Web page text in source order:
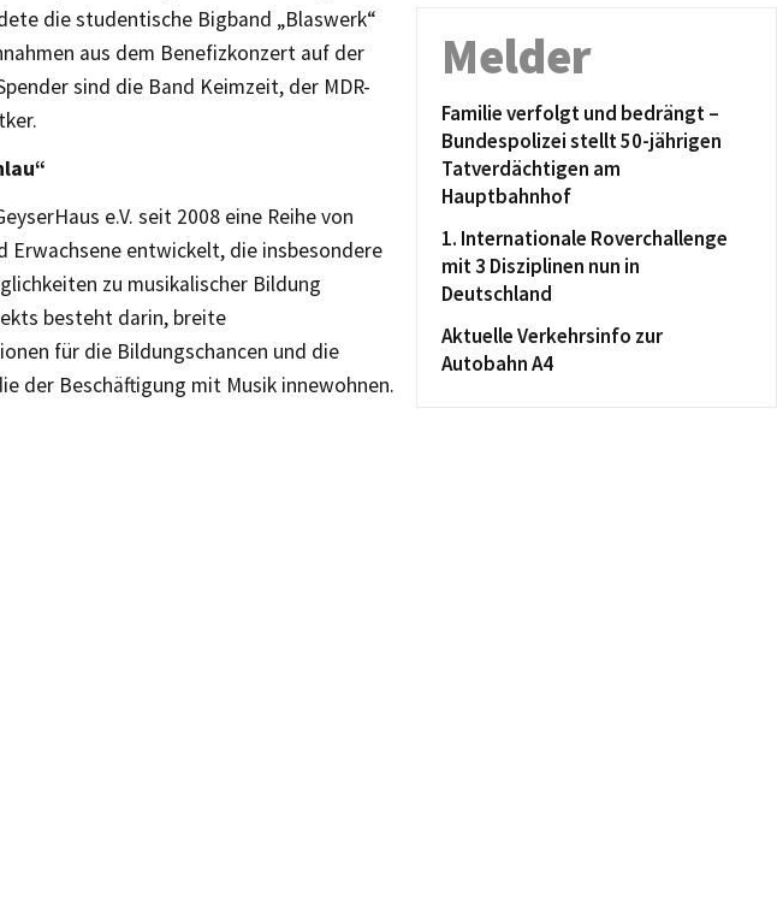
die studentische Bigband „Blaswerk“
aus dem Benefizkonzert auf der
sind die Band Keimzeit, der MDR-
e.V. seit 2008 eine Reihe von
Erwachsene entwickelt, die insbesondere
zu musikalischer Bildung
besteht darin, breite
für die Bildungschancen und die
der Beschäftigung mit Musik innewohnen.
Melder
Familie verfolgt und bedrängt –
Bundespolizei stellt 50-jährigen
Tatverdächtigen am
Hauptbahnhof
1. Internationale Roverchallenge
mit 3 Disziplinen nun in
Deutschland
Aktuelle Verkehrsinfo zur
Autobahn A4